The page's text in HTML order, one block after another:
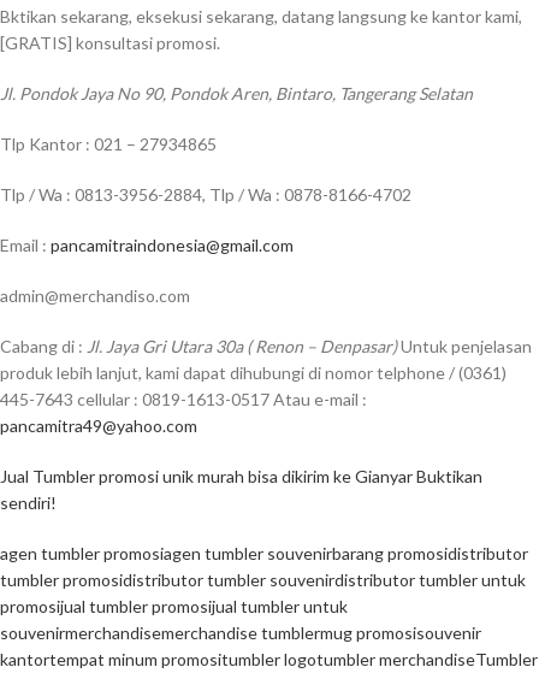
Bktikan sekarang, eksekusi sekarang, datang langsung ke kantor kami,
[GRATIS] konsultasi promosi.
Jl. Pondok Jaya No 90, Pondok Aren, Bintaro, Tangerang Selatan
Tlp Kantor : 021 – 27934865
Tlp / Wa : 0813-3956-2884, Tlp / Wa : 0878-8166-4702
Email : pancamitraindonesia@gmail.com
admin@merchandiso.com
Cabang di : Jl. Jaya Gri Utara 30a ( Renon – Denpasar)Untuk penjelasan
produk lebih lanjut, kami dapat dihubungi di nomor telphone / (0361)
445-7643 cellular : 0819-1613-0517 Atau e-mail :
pancamitra49@yahoo.com
Jual Tumbler promosi unik murah bisa dikirim ke Gianyar Buktikan
sendiri!
agen tumbler promosiagen tumbler souvenirbarang promosidistributor
tumbler promosidistributor tumbler souvenirdistributor tumbler untuk
promosijual tumbler promosijual tumbler untuk
souvenirmerchandisemerchandise tumblermug promosisouvenir
kantortempat minum promositumbler logotumbler merchandiseTumbler